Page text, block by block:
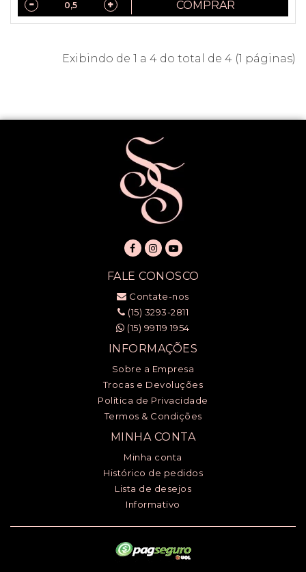
COMPRAR
Exibindo de 1 a 4 do total de 4 (1 páginas)
FALE CONOSCO
Contate-nos
(15) 3293-2811
(15) 99119 1954
INFORMAÇÕES
Sobre a Empresa
Trocas e Devoluções
Política de Privacidade
Termos & Condições
MINHA CONTA
Minha conta
Histórico de pedidos
Lista de desejos
Informativo